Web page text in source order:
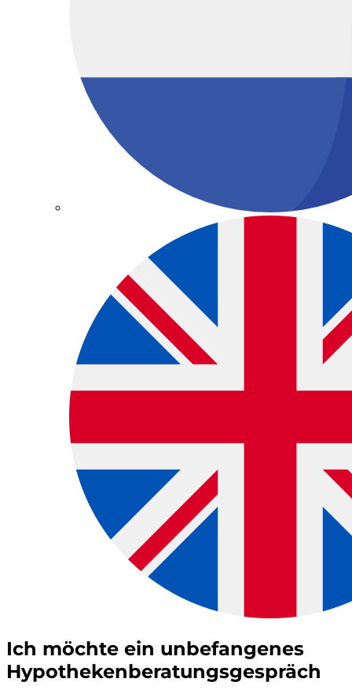
Ich möchte ein unbefangenes
Hypothekenberatungsgespräch